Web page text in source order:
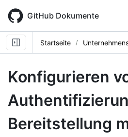
main
content
GitHub Dokumente
Startseite
Konfigurieren
Bereitstellung